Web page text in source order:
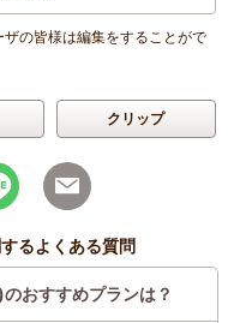
の皆様は編集をすることがで
クリップ
るよくある質問
おすすめプランは？